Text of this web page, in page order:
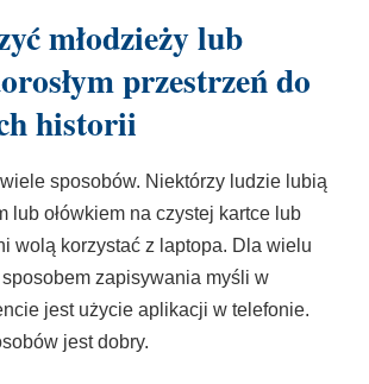
młodzieży lub
przestrzeń do
historii
sposobów. Niektórzy ludzie lubią
lub ołówkiem na czystej kartce lub
wolą korzystać z laptopa. Dla wielu
zapisywania myśli w
jest użycie aplikacji w telefonie.
jest dobry.